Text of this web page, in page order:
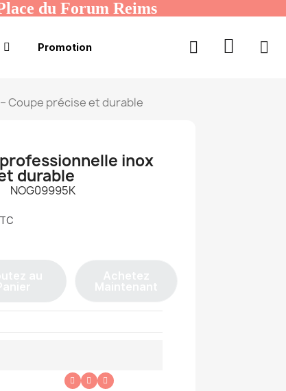
du Forum Reims
Promotion
Coupe précise et durable
inox
durable
NOG09995K